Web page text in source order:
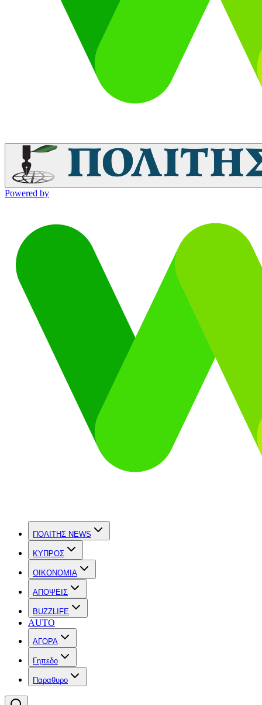
Powered by
ΠΟΛΙΤΗΣ NEWS
ΚΥΠΡΟΣ
OIKONOMIA
ΑΠΟΨΕΙΣ
BUZZLIFE
AUTO
ΑΓΟΡΑ
Γηπεδο
Παραθυρο